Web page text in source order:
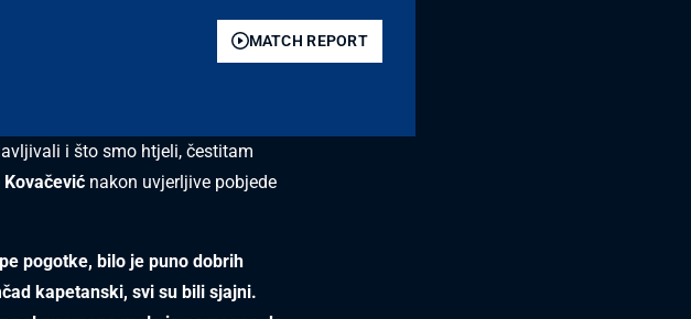
MATCH REPORT
i što smo htjeli, čestitam
nakon uvjerljive pobjede
pogotke, bilo je puno dobrih
kapetanski, svi su bili sjajni.